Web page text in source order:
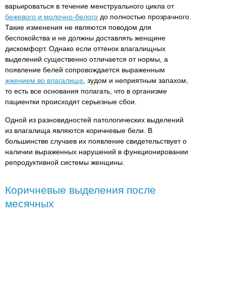
варьироваться в течение менструального цикла от
бежевого и молочно-белого до полностью прозрачного.
Такие изменения не являются поводом для
беспокойства и не должны доставлять женщине
дискомфорт. Однако если оттенок влагалищных
выделений существенно отличается от нормы, а
появление белей сопровождается выраженным
жжением во влагалище , зудом и неприятным запахом,
то есть все основания полагать, что в организме
пациентки происходят серьезные сбои.
Одной из разновидностей патологических выделений
из влагалища являются коричневые бели. В
большинстве случаев их появление свидетельствует о
наличии выраженных нарушений в функционировании
репродуктивной системы женщины.
Коричневые выделения после
месячных